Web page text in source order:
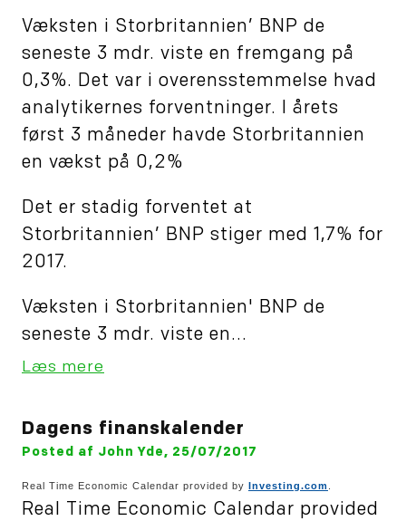
Væksten i Storbritannien’ BNP de
seneste 3 mdr. viste en fremgang på
0,3%. Det var i overensstemmelse hvad
analytikernes forventninger. I årets
først 3 måneder havde Storbritannien
en vækst på 0,2%
Det er stadig forventet at
Storbritannien’ BNP stiger med 1,7% for
2017.
Væksten i Storbritannien' BNP de
seneste 3 mdr. viste en...
Læs mere
Dagens finanskalender
Posted af John Yde, 25/07/2017
Real Time Economic Calendar provided by Investing.com
Real Time Economic Calendar provided